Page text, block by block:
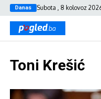
Danas Subota , 8 kolovoz
Toni Krešić